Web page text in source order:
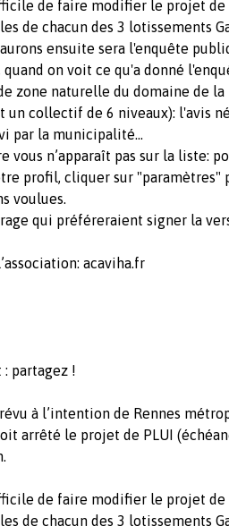
de faire modifier le projet
de chacun des 3 lotissements
ensuite sera l'enquête
on voit ce qu'a donné
zone naturelle du domaine de
un collectif de 6 niveaux): l'avis
par la municipalité...
vous n’apparaît pas sur la liste:
profil, cliquer sur
voulues.
qui préféreraient signer la
acaviha.fr
: partagez !
à l’intention de Rennes
arrêté le projet de PLUI
de faire modifier le projet
de chacun des 3 lotissements